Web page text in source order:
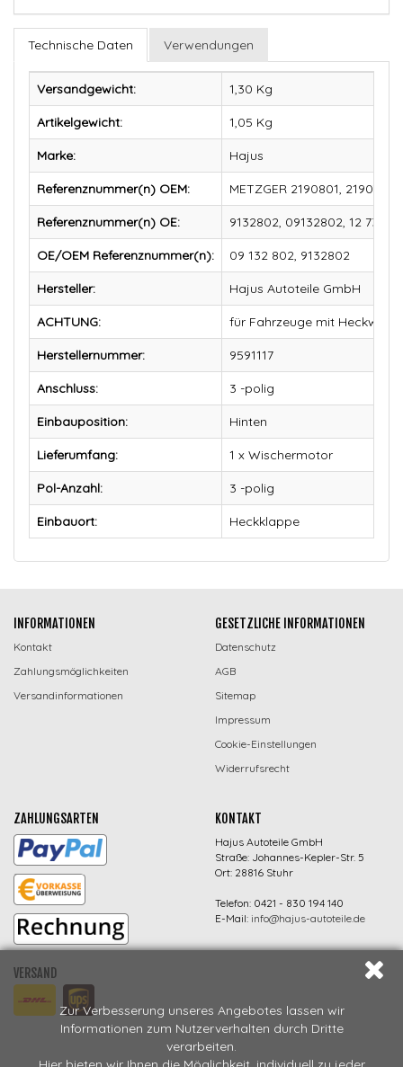
Zur Verbesserung unseres Angebotes lassen wir
Informationen zum Nutzerverhalten durch Dritte
verarbeiten.
Technische Daten Verwendungen
Versandgewicht: 1,30 Kg
Artikelgewicht: 1,05 Kg
Marke: Hajus
Referenznummer(n) OEM: METZGER 2190801, 2190731,
Referenznummer(n) OE: 9132802, 09132802, 12 73
OE/OEM Referenznummer(n): 09 132 802, 9132802
Hersteller: Hajus Autoteile GmbH
ACHTUNG: für Fahrzeuge mit
Herstellernummer: 9591117
Anschluss: 3 -polig
Einbauposition: Hinten
Lieferumfang: 1 x Wischermotor
Pol-Anzahl: 3 -polig
Einbauort: Heckklappe
INFORMATIONEN
Kontakt
Zahlungsmöglichkeiten
Versandinformationen
GESETZLICHE INFORMATIONEN
Datenschutz
AGB
Sitemap
Impressum
Cookie-Einstellungen
Widerrufsrecht
ZAHLUNGSARTEN
VERSAND
KONTAKT
Hajus Autoteile GmbH
Straße: Johannes-Kepler-Str. 5
Ort: 28816 Stuhr
Telefon: 0421 - 830 194 140
E-Mail: info@hajus-autoteile.de